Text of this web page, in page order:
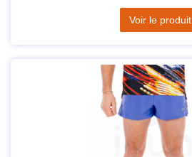
Voir le produit